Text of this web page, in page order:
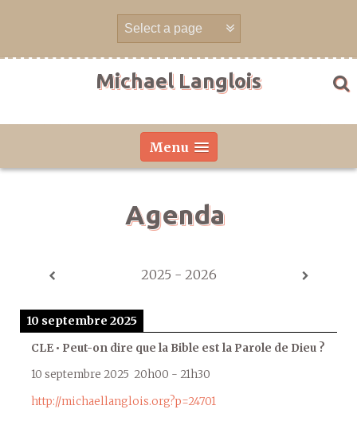
Michael Langlois
Menu
Agenda
2025 - 2026
10 septembre 2025
CLE • Peut-on dire que la Bible est la Parole de Dieu ?
10 septembre 2025 20h00 - 21h30
http://michaellanglois.org?p=24701